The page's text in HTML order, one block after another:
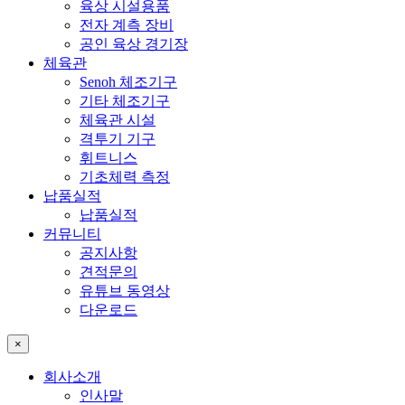
육상 시설용품
전자 계측 장비
공인 육상 경기장
체육관
Senoh 체조기구
기타 체조기구
체육관 시설
격투기 기구
휘트니스
기초체력 측정
납품실적
납품실적
커뮤니티
공지사항
견적문의
유튜브 동영상
다운로드
×
회사소개
인사말